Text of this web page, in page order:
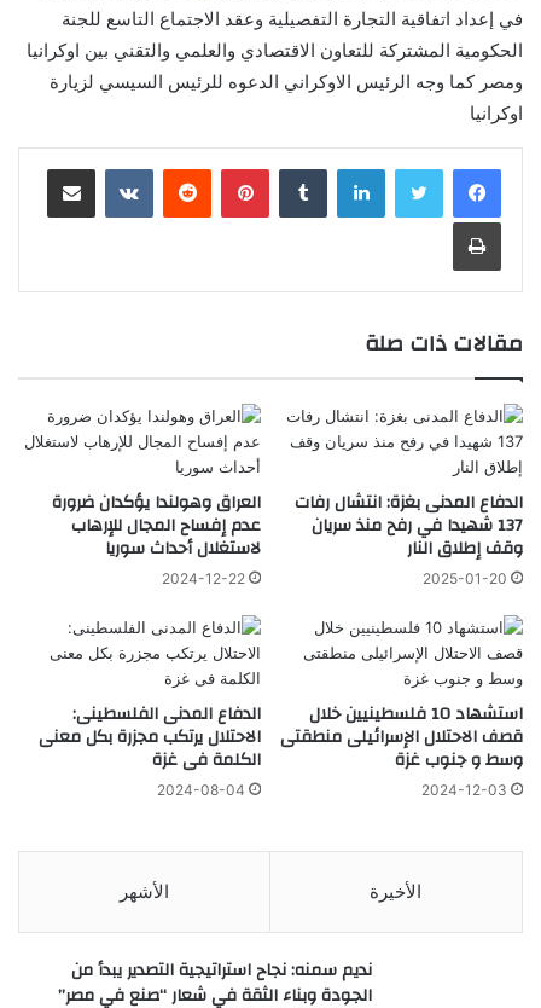
في إعداد اتفاقية التجارة التفصيلية وعقد الاجتماع التاسع للجنة
الحكومية المشتركة للتعاون الاقتصادي والعلمي والتقني بين اوكرانيا
ومصر كما وجه الرئيس الاوكراني الدعوه للرئيس السيسي لزيارة
اوكرانيا
لينكدإن بينتيريست
مقالات ذات صلة
الدفاع المدنى بغزة: انتشال رفات
137 شهيدا في رفح منذ سريان
وقف إطلاق النار
2025-01-20
العراق وهولندا يؤكدان ضرورة
عدم إفساح المجال للإرهاب
لاستغلال أحداث سوريا
2024-12-22
استشهاد 10 فلسطينيين خلال
قصف الاحتلال الإسرائيلى منطقتى
وسط و جنوب غزة
2024-12-03
الدفاع المدنى الفلسطينى:
الاحتلال يرتكب مجزرة بكل معنى
الكلمة فى غزة
2024-08-04
الأخيرة الأشهر
نديم سمنه: نجاح استراتيجية التصدير يبدأ من
الجودة وبناء الثقة في شعار “صنع في مصر”